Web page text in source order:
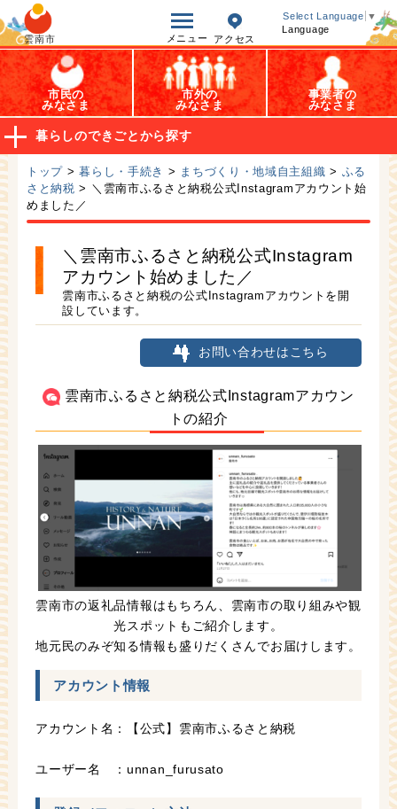
雲南市 メニュー アクセス
Select Language ▼
Language
オープンデータ
市民の
みなさま
市外の
みなさま
事業者の
みなさま
暮らしのできごとから探す
トップ >暮らし・手続き > まちづくり・地域自主組織 > ふる
さと納税 > ＼雲南市ふるさと納税公式Instagramアカウント始
めました／
＼雲南市ふるさと納税公式Instagram
アカウント始めました／
雲南市ふるさと納税の公式Instagramアカウントを開
設しています。
お問い合わせはこちら
雲南市ふるさと納税公式Instagramアカウン
トの紹介
雲南市の返礼品情報はもちろん、雲南市の取り組みや観
光スポットもご紹介します。
地元民のみぞ知る情報も盛りだくさんでお届けします。
アカウント情報
アカウント名：【公式】雲南市ふるさと納税
ユーザー名 ：unnan_furusato